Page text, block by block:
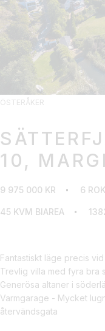
ÖSTERÅKER
10,
9 975 000 KR 6 ROK
45 KVM BIAREA
Fantastiskt läge precis
Trevlig villa med fyra bra
Generösa altaner i
Varmgarage - Mycket
återvändsgata